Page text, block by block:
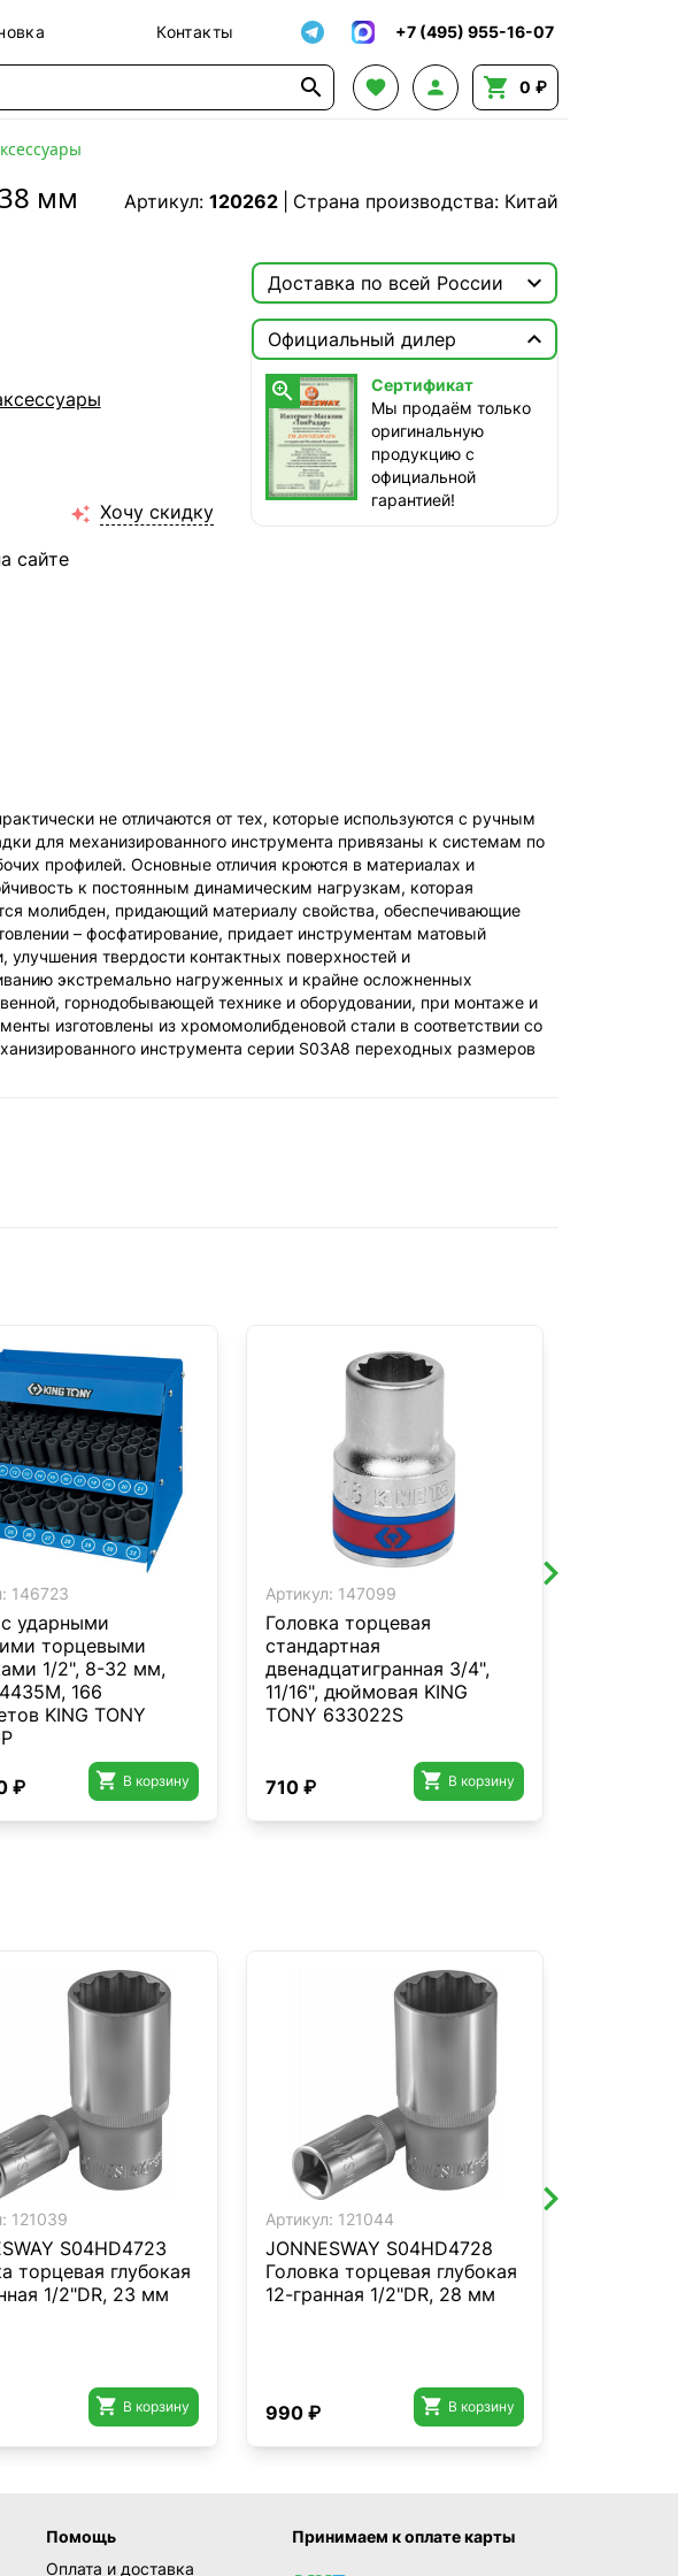
Контакты +7 (495) 955-16-07
    0 ₽
мм Артикул: 120262
Страна производства: Китай
 Хочу скидку
сайте
Доставка по всей России 
 Москва
ТопРадар — Курьер
сегодня, от 350 ₽
ТопРадар — Самовывоз
сегодня, бесплатно
наб. Бережковская, д. 20, стр. 19
Официальный дилер


Сертификат
Мы продаём только
оригинальную
продукцию с
официальной
гарантией!
не отличаются от тех, которые используются с ручным
для механизированного инструмента привязаны к системам по
профилей. Основные отличия кроются в материалах и
к постоянным динамическим нагрузкам, которая
молибден, придающий материалу свойства, обеспечивающие
– фосфатирование, придает инструментам матовый
твердости контактных поверхностей и
экстремально нагруженных и крайне осложненных
горнодобывающей технике и оборудовании, при монтаже и
изготовлены из хромомолибденовой стали в соответствии со
инструмента серии S03A8 переходных размеров
146723
ударными
торцевыми
1/2", 8-32 мм,
166
KING TONY
₽  В корзину
Артикул: 147099
Головка торцевая
стандартная
двенадцатигранная 3/4",
11/16", дюймовая KING
TONY 633022S
710 ₽  В корзину
121039
S04HD4723
торцевая глубокая
1/2"DR, 23 мм
 В корзину
Артикул: 121044
JONNESWAY S04HD4728
Головка торцевая глубокая
12-гранная 1/2"DR, 28 мм
990 ₽  В корзину
Помощь
Оплата и доставка
Принимаем к оплате карты